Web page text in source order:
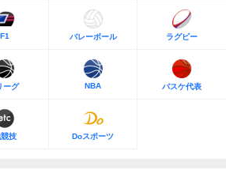
F1 バレーボール ラグビー
ーグ NBA バスケ代表
技 Doスポーツ